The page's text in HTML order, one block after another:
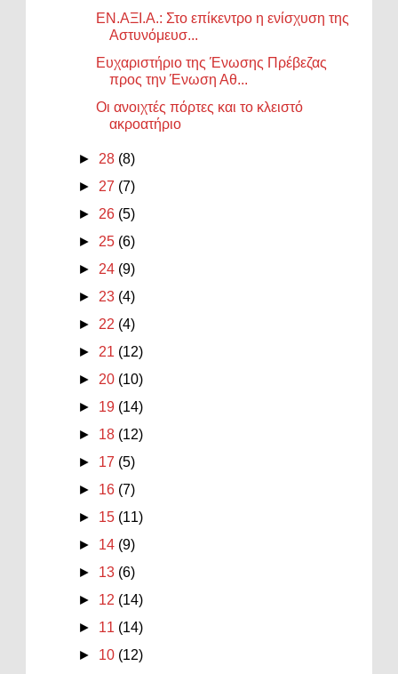
ΕΝ.ΑΞΙ.Α.: Στο επίκεντρο η ενίσχυση της
Αστυνόμευσ...
Ευχαριστήριο της Ένωσης Πρέβεζας
προς την Ένωση Αθ...
Οι ανοιχτές πόρτες και το κλειστό
ακροατήριο
► 28 (8)
► 27 (7)
► 26 (5)
► 25 (6)
► 24 (9)
► 23 (4)
► 22 (4)
► 21 (12)
► 20 (10)
► 19 (14)
► 18 (12)
► 17 (5)
► 16 (7)
► 15 (11)
► 14 (9)
► 13 (6)
► 12 (14)
► 11 (14)
► 10 (12)